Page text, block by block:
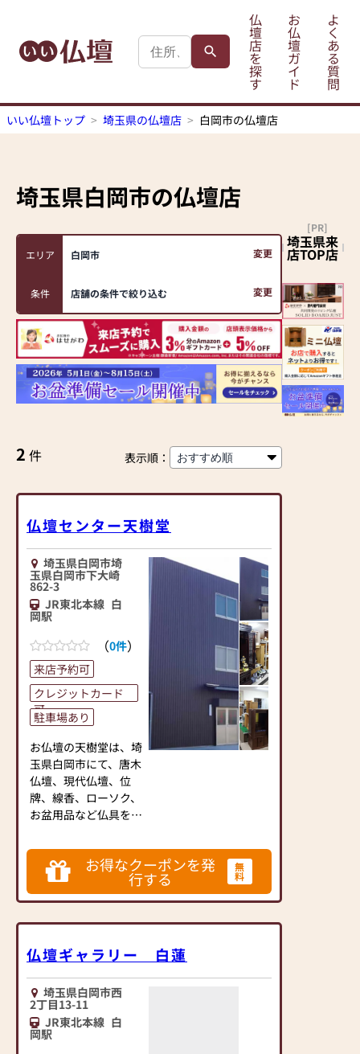
仏
壇
店
を
探
す
お
仏
壇
ガ
イ
ド
よ
く
あ
る
質
問
いい仏壇トップ 埼玉県の仏壇店 白岡市の仏壇店
埼玉県白岡市の仏壇店
エリア 白岡市 変更
条件 店舗の条件で絞り込む 変更
2 件 表示順：
仏壇センター天樹堂
埼玉県白岡市埼
玉県白岡市下大崎
862-3
JR東北本線 白
岡駅
（0件）
来店予約可
クレジットカード
可
駐車場あり
お仏壇の天樹堂は、埼
玉県白岡市にて、唐木
仏壇、現代仏壇、位
牌、線香、ローソク、
お盆用品など仏具を中
います。
当店は、圏央道 白岡
菖蒲インターから約3
分、お車でのご来店が
ます。皆様のお越しを
お待ちしております。
お得なクーポンを発
行する
無
料
仏壇ギャラリー 白蓮
埼玉県白岡市西
2丁目13-11
JR東北本線 白
岡駅
埼玉県来
店TOP店
[PR]